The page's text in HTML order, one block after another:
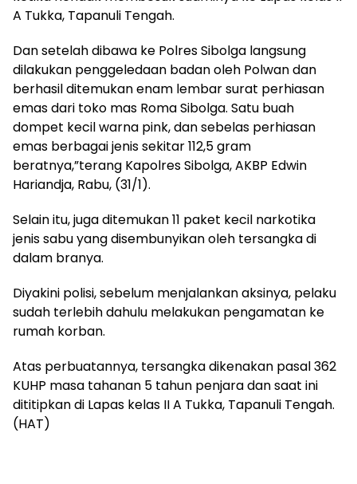
A Tukka, Tapanuli Tengah.
Dan setelah dibawa ke Polres Sibolga langsung
dilakukan penggeledaan badan oleh Polwan dan
berhasil ditemukan enam lembar surat perhiasan
emas dari toko mas Roma Sibolga. Satu buah
dompet kecil warna pink, dan sebelas perhiasan
emas berbagai jenis sekitar 112,5 gram
beratnya,”terang Kapolres Sibolga, AKBP Edwin
Hariandja, Rabu, (31/1).
Selain itu, juga ditemukan 11 paket kecil narkotika
jenis sabu yang disembunyikan oleh tersangka di
dalam branya.
Diyakini polisi, sebelum menjalankan aksinya, pelaku
sudah terlebih dahulu melakukan pengamatan ke
rumah korban.
Atas perbuatannya, tersangka dikenakan pasal 362
KUHP masa tahanan 5 tahun penjara dan saat ini
dititipkan di Lapas kelas II A Tukka, Tapanuli Tengah.
(HAT)